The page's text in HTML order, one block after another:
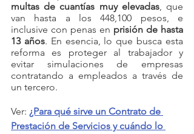
multas de cuantías muy elevadas, que
van hasta a los 448,100 pesos, e
inclusive con penas en prisión de hasta
13 años. En esencia, lo que busca esta
reforma es proteger al trabajador y
evitar simulaciones de empresas
contratando a empleados a través de
un tercero.
Ver: ¿Para qué sirve un Contrato de
Prestación de Servicios y cuándo lo